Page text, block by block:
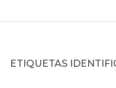
ETIQUETAS